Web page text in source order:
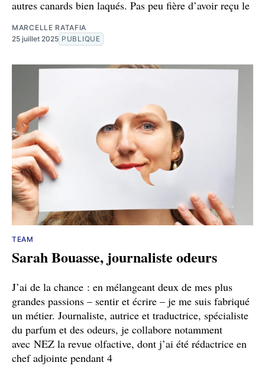
autres canards bien laqués. Pas peu fière d’avoir reçu le
MARCELLE RATAFIA
25 juillet 2025 PUBLIQUE
TEAM
Sarah Bouasse, journaliste odeurs
J’ai de la chance : en mélangeant deux de mes plus
grandes passions – sentir et écrire – je me suis fabriqué
un métier. Journaliste, autrice et traductrice, spécialiste
du parfum et des odeurs, je collabore notamment
avec NEZ la revue olfactive, dont j’ai été rédactrice en
chef adjointe pendant 4